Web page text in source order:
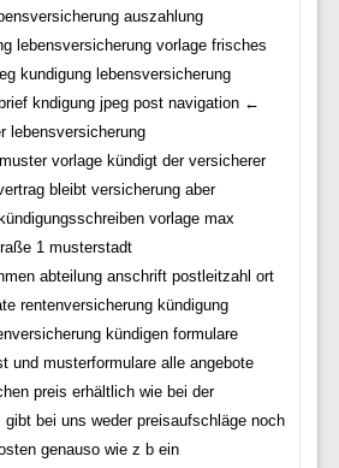
auszahlung
lebensversicherung vorlage frisches
kundigung lebensversicherung
kndigung jpeg post navigation ←
lebensversicherung
vorlage kündigt der versicherer
bleibt versicherung aber
vorlage max
1 musterstadt
abteilung anschrift postleitzahl ort
rentenversicherung kündigung
kündigen formulare
und musterformulare alle angebote
preis erhältlich wie bei der
bei uns weder preisaufschläge noch
genauso wie z b ein